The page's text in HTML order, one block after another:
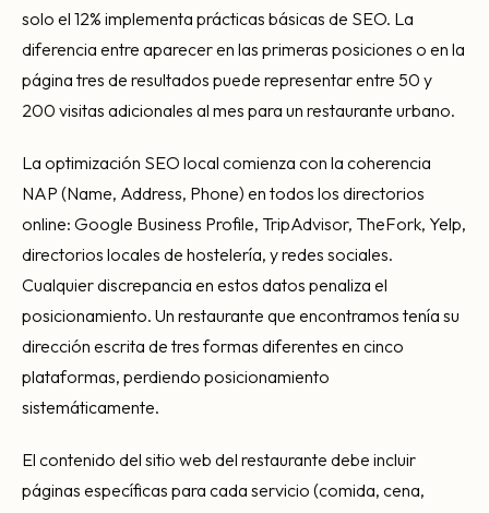
solo el 12% implementa prácticas básicas de SEO. La
diferencia entre aparecer en las primeras posiciones o en la
página tres de resultados puede representar entre 50 y
200 visitas adicionales al mes para un restaurante urbano.
La optimización SEO local comienza con la coherencia
NAP (Name, Address, Phone) en todos los directorios
online: Google Business Profile, TripAdvisor, TheFork, Yelp,
directorios locales de hostelería, y redes sociales.
Cualquier discrepancia en estos datos penaliza el
posicionamiento. Un restaurante que encontramos tenía su
dirección escrita de tres formas diferentes en cinco
plataformas, perdiendo posicionamiento
sistemáticamente.
El contenido del sitio web del restaurante debe incluir
páginas específicas para cada servicio (comida, cena,